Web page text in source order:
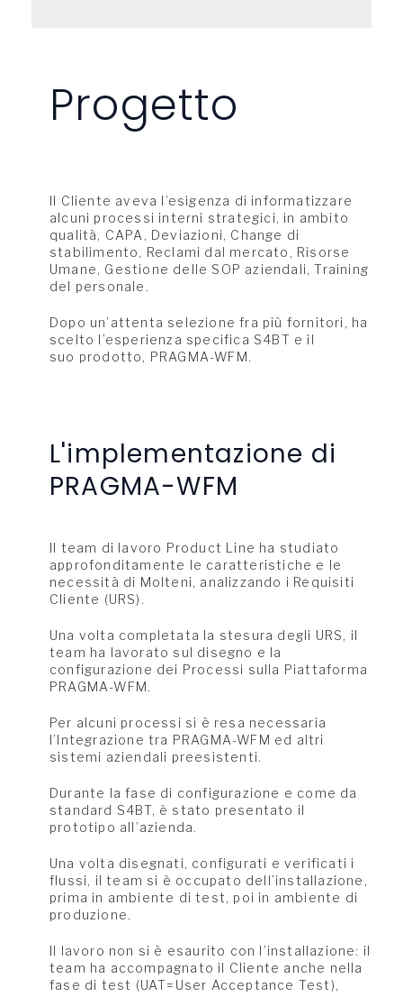
Progetto
Il Cliente aveva l’esigenza di informatizzare
alcuni processi interni strategici, in ambito
qualità, CAPA, Deviazioni, Change di
stabilimento, Reclami dal mercato, Risorse
Umane, Gestione delle SOP aziendali, Training
del personale.
Dopo un’attenta selezione fra più fornitori, ha
scelto l’esperienza specifica S4BT e il
suo prodotto, PRAGMA-WFM.
L'implementazione di
PRAGMA-WFM
Il team di lavoro Product Line ha studiato
approfonditamente le caratteristiche e le
necessità di Molteni, analizzando i Requisiti
Cliente (URS).
Una volta completata la stesura degli URS, il
team ha lavorato sul disegno e la
configurazione dei Processi sulla Piattaforma
PRAGMA-WFM.
Per alcuni processi si è resa necessaria
l’Integrazione tra PRAGMA-WFM ed altri
sistemi aziendali preesistenti.
Durante la fase di configurazione e come da
standard S4BT, è stato presentato il
prototipo all’azienda.
Una volta disegnati, configurati e verificati i
flussi, il team si è occupato dell’installazione,
prima in ambiente di test, poi in ambiente di
produzione.
Il lavoro non si è esaurito con l’installazione: il
team ha accompagnato il Cliente anche nella
fase di test (UAT=User Acceptance Test),